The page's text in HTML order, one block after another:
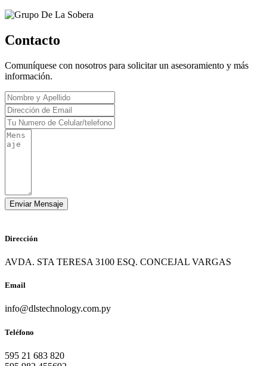
Contacto
Comuníquese con nosotros para solicitar un asesoramiento y más
información.
Dirección
AVDA. STA TERESA 3100 ESQ. CONCEJAL VARGAS
Email
info@dlstechnology.com.py
Teléfono
595 21 683 820